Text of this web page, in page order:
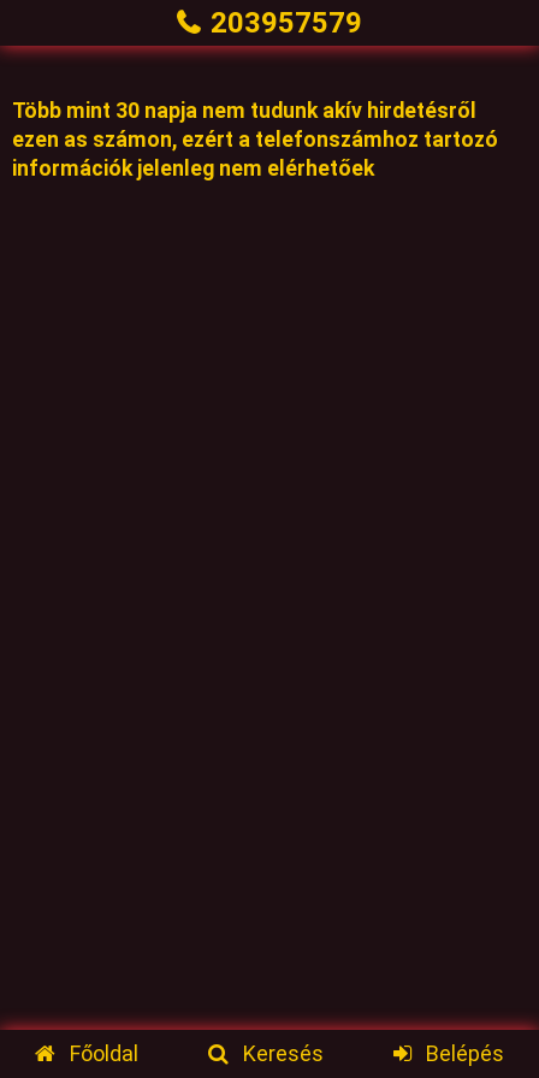
203957579
Főoldal Keresés Belépés
Több mint 30 napja nem tudunk akív hirdetésről
ezen as számon, ezért a telefonszámhoz tartozó
információk jelenleg nem elérhetőek